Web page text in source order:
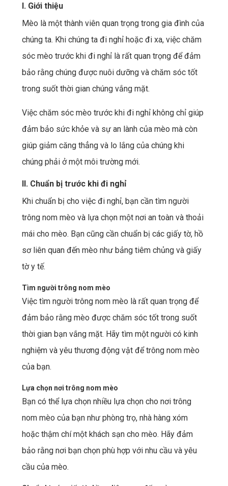
I. Giới thiệu
Mèo là một thành viên quan trọng trong gia đình của
chúng ta. Khi chúng ta đi nghỉ hoặc đi xa, việc chăm
sóc mèo trước khi đi nghỉ là rất quan trọng để đảm
bảo rằng chúng được nuôi dưỡng và chăm sóc tốt
trong suốt thời gian chúng vắng mặt.
Việc chăm sóc mèo trước khi đi nghỉ không chỉ giúp
đảm bảo sức khỏe và sự an lành của mèo mà còn
giúp giảm căng thẳng và lo lắng của chúng khi
chúng phải ở một môi trường mới.
II. Chuẩn bị trước khi đi nghỉ
Khi chuẩn bị cho việc đi nghỉ, bạn cần tìm người
trông nom mèo và lựa chọn một nơi an toàn và thoải
mái cho mèo. Bạn cũng cần chuẩn bị các giấy tờ, hồ
sơ liên quan đến mèo như bảng tiêm chủng và giấy
tờ y tế.
Tìm người trông nom mèo
Việc tìm người trông nom mèo là rất quan trọng để
đảm bảo rằng mèo được chăm sóc tốt trong suốt
thời gian bạn vắng mặt. Hãy tìm một người có kinh
nghiệm và yêu thương động vật để trông nom mèo
của bạn.
Lựa chọn nơi trông nom mèo
Bạn có thể lựa chọn nhiều lựa chọn cho nơi trông
nom mèo của bạn như phòng trọ, nhà hàng xóm
hoặc thậm chí một khách sạn cho mèo. Hãy đảm
bảo rằng nơi bạn chọn phù hợp với nhu cầu và yêu
cầu của mèo.